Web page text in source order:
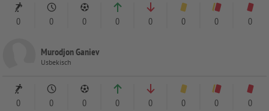
0 0 0 0 0 0 0 0
Murodjon Ganiev
Usbekisch
0 0 0 0 0 0 0 0